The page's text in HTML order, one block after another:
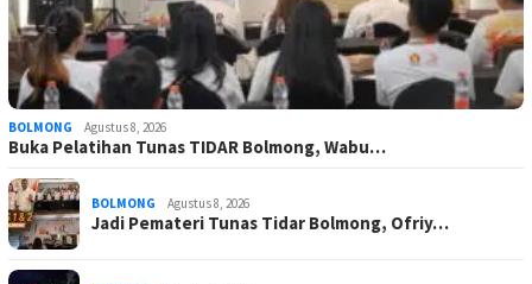
BOLMONG Agustus 8, 2026
Buka Pelatihan Tunas TIDAR Bolmong, Wabu…
BOLMONG Agustus 8, 2026
Jadi Pemateri Tunas Tidar Bolmong, Ofriy…